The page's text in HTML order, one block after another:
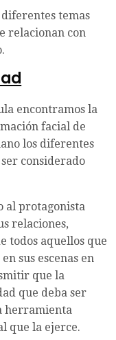
temas
relacionan con
encontramos la
facial de
los diferentes
considerado
al protagonista
relaciones,
todos aquellos que
sus escenas en
que la
que deba ser
herramienta
que la ejerce.